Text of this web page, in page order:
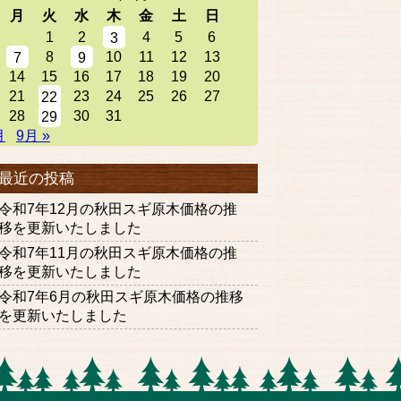
月
火 水 木 金 土
日
1
2 3 4 5
6
7
8 9 10 11 12
13
14
15 16 17 18 19
20
21
22 23 24 25 26
27
28
29 30
31
9月 »
近の投稿
和7年12月の秋田スギ原木価格の推
を更新いたしました
和7年11月の秋田スギ原木価格の推
を更新いたしました
和7年6月の秋田スギ原木価格の推移
更新いたしました